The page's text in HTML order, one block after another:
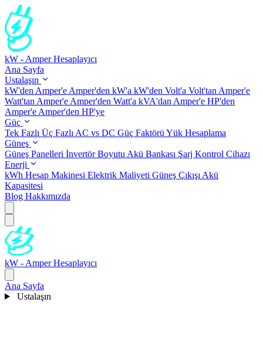
kW - Amper Hesaplayıcı
Ana Sayfa
Ustalaşın
kW'den Amper'e Amper'den kW'a kW'den Volt'a Volt'tan Amper'e
Watt'tan Amper'e Amper'den Watt'a kVA'dan Amper'e HP'den
Amper'e Amper'den HP'ye
Güç
Tek Fazlı Üç Fazlı AC vs DC Güç Faktörü Yük Hesaplama
Güneş
Güneş Panelleri İnvertör Boyutu Akü Bankası Şarj Kontrol Cihazı
Enerji
kWh Hesap Makinesi Elektrik Maliyeti Güneş Çıkışı Akü
Kapasitesi
Blog Hakkımızda
kW - Amper Hesaplayıcı
Ana Sayfa
Ustalaşın